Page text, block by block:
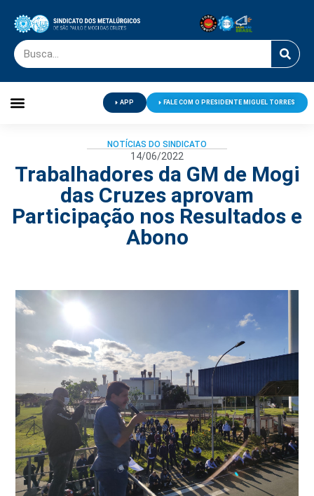
APP FALE COM O PRESIDENTE MIGUEL TORRES
NOTÍCIAS DO SINDICATO
14/06/2022
Trabalhadores da GM de Mogi
das Cruzes aprovam
Participação nos Resultados e
Abono